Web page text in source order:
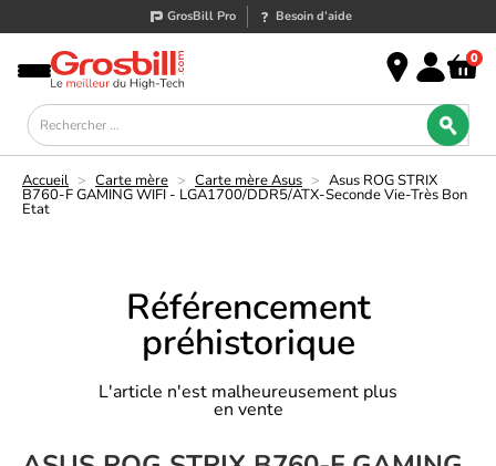
GrosBill Pro Besoin d’aide
0
Accueil > Carte mère > Carte mère Asus > Asus ROG STRIX
B760-F GAMING WIFI - LGA1700/DDR5/ATX-Seconde Vie-Très Bon
Etat
Référencement
préhistorique
L'article n'est malheureusement plus
en vente